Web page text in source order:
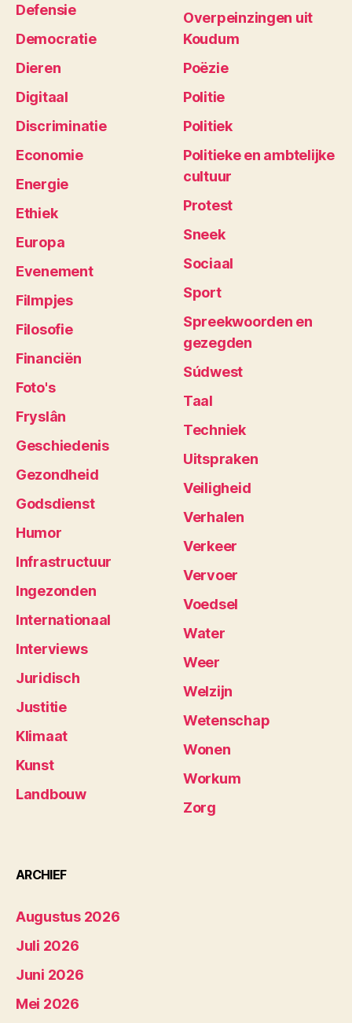
Defensie
Democratie
Dieren
Digitaal
Discriminatie
Economie
Energie
Ethiek
Europa
Evenement
Filmpjes
Filosofie
Financiën
Foto's
Fryslân
Geschiedenis
Gezondheid
Godsdienst
Humor
Infrastructuur
Ingezonden
Internationaal
Interviews
Juridisch
Justitie
Klimaat
Kunst
Landbouw
Overpeinzingen uit
Koudum
Poëzie
Politie
Politiek
Politieke en ambtelijke
cultuur
Protest
Sneek
Sociaal
Sport
Spreekwoorden en
gezegden
Súdwest
Taal
Techniek
Uitspraken
Veiligheid
Verhalen
Verkeer
Vervoer
Voedsel
Water
Weer
Welzijn
Wetenschap
Wonen
Workum
Zorg
ARCHIEF
Augustus 2026
Juli 2026
Juni 2026
Mei 2026